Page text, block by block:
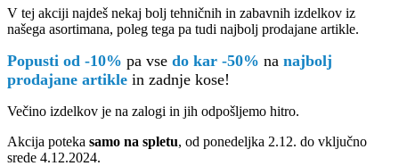
V tej akciji najdeš nekaj bolj tehničnih in zabavnih izdelkov iz
našega asortimana, poleg tega pa tudi najbolj prodajane artikle.
Popusti od -10% pa vse do kar -50% na najbolj
prodajane artikle in zadnje kose!
Večino izdelkov je na zalogi in jih odpošljemo hitro.
Akcija poteka samo na spletu, od ponedeljka 2.12. do vključno
srede 4.12.2024.